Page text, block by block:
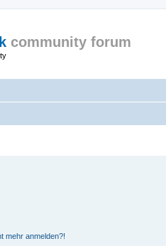
community forum
mehr anmelden?!